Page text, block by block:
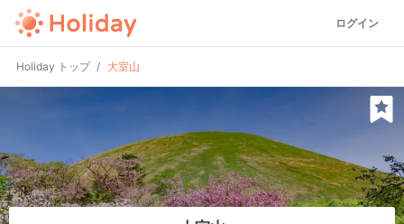
ログイン
Holiday トップ 大室山